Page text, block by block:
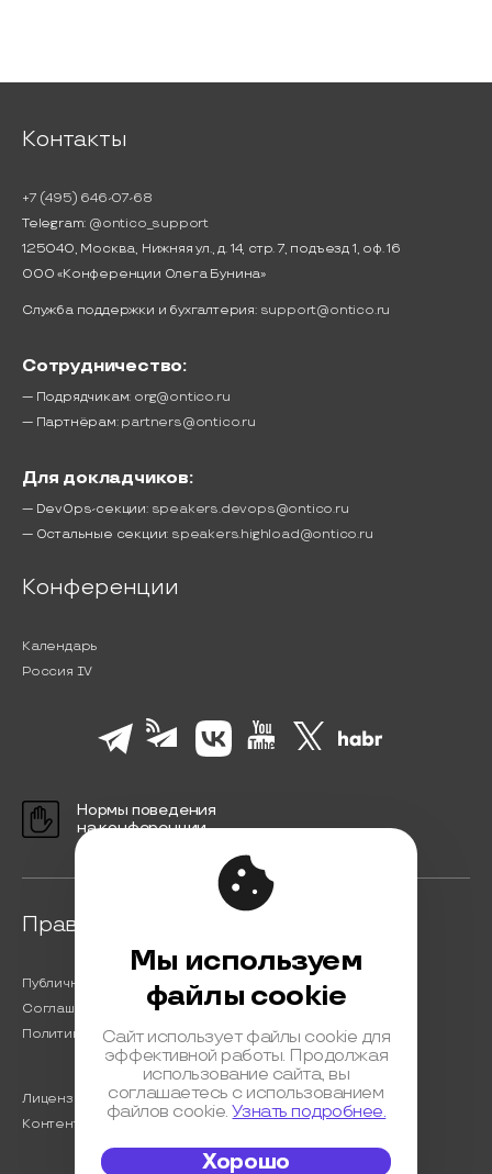
Контакты
+7 (495) 646-07-68
Telegram: @ontico_support
125040, Москва, Нижняя ул., д. 14, стр. 7, подъезд 1, оф. 16
ООО «Конференции Олега Бунина»
Служба поддержки и бухгалтерия: support@ontico.ru
Сотрудничество:
— Подрядчикам: org@ontico.ru
— Партнёрам: partners@ontico.ru
Для докладчиков:
— DevOps-секции: speakers.devops@ontico.ru
— Остальные секции: speakers.highload@ontico.ru
Конференции
Календарь
Россия IV
Нормы поведения
на конференции
Правовая информация
Публичная оферта
Соглашение на обработку персональных данных
Политика обработки персональных данных
Лицензионный договор с Автором
Контентная политика конференции
Мы используем
файлы cookie
Сайт использует файлы cookie для
эффективной работы. Продолжая
использование сайта, вы
соглашаетесь с использованием
файлов cookie.Узнать подробнее.
Хорошо